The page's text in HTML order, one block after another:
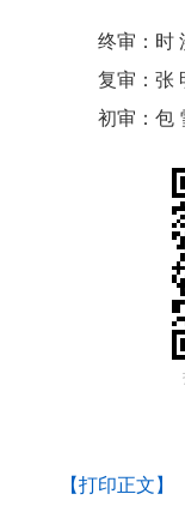
终审： 时
复审： 张
初审： 包
【打印正文】